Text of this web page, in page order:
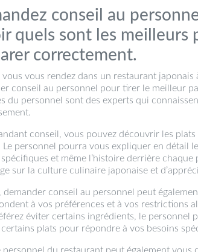
conseil au
quels sont les meilleurs
correctement.
vous vous rendez dans un restaurant
conseil au personnel pour tirer le meilleur
du personnel sont des experts qui
conseil, vous pouvez découvrir les
Le personnel pourra vous expliquer en détail
et même l’histoire derrière
sur la culture culinaire japonaise et
demander conseil au personnel peut
à vos préférences et à vos restrictions
éviter certains ingrédients, le personnel
plats pour répondre à vos besoins